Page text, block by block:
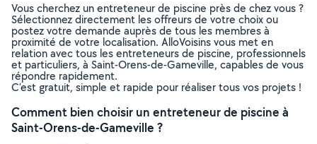
Vous cherchez un entreteneur de piscine près de chez vous ?
Sélectionnez directement les offreurs de votre choix ou
postez votre demande auprès de tous les membres à
proximité de votre localisation. AlloVoisins vous met en
relation avec tous les entreteneurs de piscine, professionnels
et particuliers, à Saint-Orens-de-Gameville, capables de vous
répondre rapidement.
C’est gratuit, simple et rapide pour réaliser tous vos projets !
Comment bien choisir un entreteneur de piscine à
Saint-Orens-de-Gameville ?